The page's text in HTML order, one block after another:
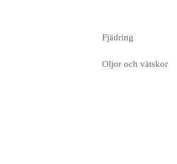
Fjädring
Oljor och vätskor